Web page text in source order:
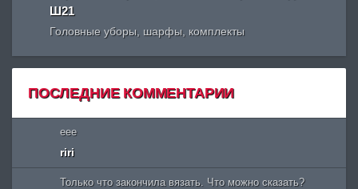
Ш21
Головные уборы, шарфы, комплекты
ПОСЛЕДНИЕ КОММЕНТАРИИ
eee
riri
Только что закончила вязать. Что можно сказать?